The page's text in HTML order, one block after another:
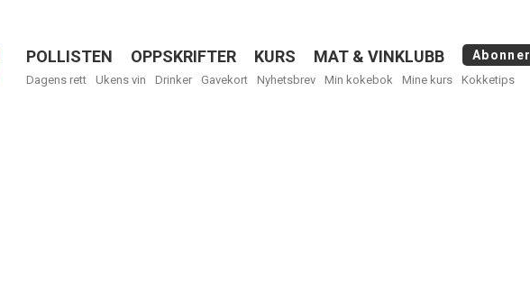
Menu
POLLISTEN OPPSKRIFTER KURS MAT & VINKLUBB Abonner
Dagens rett Ukens vin Drinker Gavekort Nyhetsbrev Min kokebok Mine kurs Kokketips